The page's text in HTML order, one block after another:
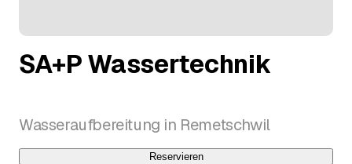
SA+P Wassertechnik
Wasseraufbereitung in Remetschwil
Reservieren